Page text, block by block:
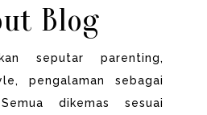
Blog
seputar parenting,
pengalaman sebagai
dikemas sesuai